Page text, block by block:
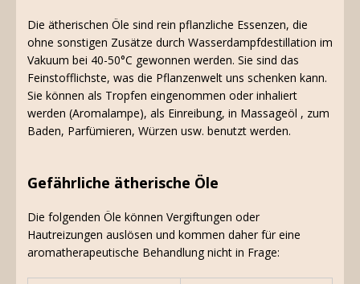
Die ätherischen Öle sind rein pflanzliche Essenzen, die
ohne sonstigen Zusätze durch Wasserdampfdestillation im
Vakuum bei 40-50°C gewonnen werden. Sie sind das
Feinstofflichste, was die Pflanzenwelt uns schenken kann.
Sie können als Tropfen eingenommen oder inhaliert
werden (Aromalampe), als Einreibung, in Massageöl , zum
Baden, Parfümieren, Würzen usw. benutzt werden.
Gefährliche ätherische Öle
Die folgenden Öle können Vergiftungen oder
Hautreizungen auslösen und kommen daher für eine
aromatherapeutische Behandlung nicht in Frage: